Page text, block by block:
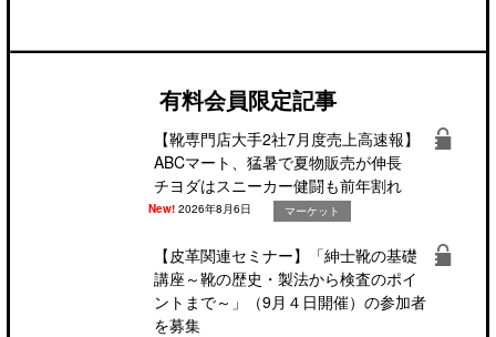
有料会員限定記事
【靴専門店大手2社7月度売上高速報】
ABCマート、猛暑で夏物販売が伸長
チヨダはスニーカー健闘も前年割れ
New!2026年8月6日 マーケット
【皮革関連セミナー】「紳士靴の基礎
講座～靴の歴史・製法から検査のポイ
ントまで～」（9月４日開催）の参加者
を募集